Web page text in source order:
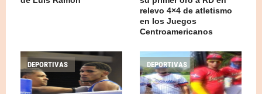
relevo 4×4 de atletismo
en los Juegos
Centroamericanos
DEPORTIVAS DEPORTIVAS